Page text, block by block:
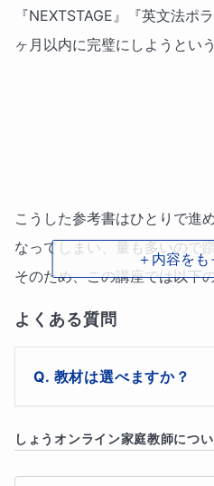
『NEXTSTAGE』『英文法ポ
ヶ月以内に完璧にしようとい
こうした参考書はひとりで進
なってしまい、量も多いので
そのため、この講座では以下
初回 : 単なる解説ではなく
＋内容をも
よくある質問
教材は選べますか？
が持っていないものはそちら
しょうオンライン家庭教師につ